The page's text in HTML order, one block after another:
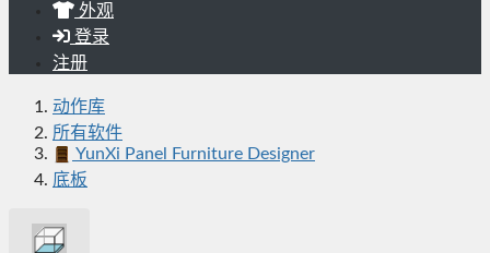
外观
登录
注册
动作库
所有软件
YunXi Panel Furniture Designer
底板